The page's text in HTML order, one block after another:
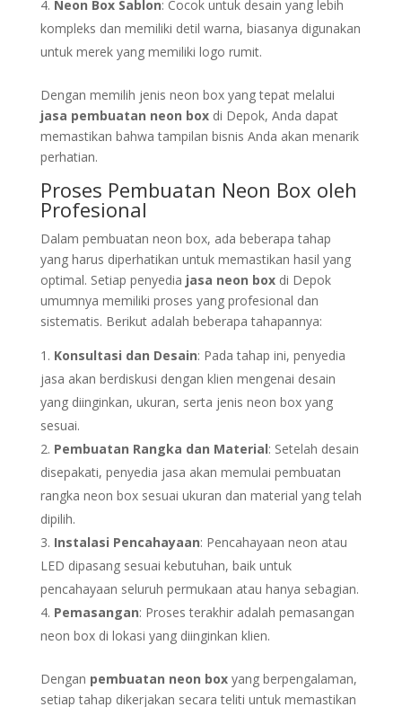
Neon Box Sablon: Cocok untuk desain yang lebih
kompleks dan memiliki detil warna, biasanya digunakan
untuk merek yang memiliki logo rumit.
Dengan memilih jenis neon box yang tepat melalui
jasa pembuatan neon boxdi Depok, Anda dapat
memastikan bahwa tampilan bisnis Anda akan menarik
perhatian.
Proses Pembuatan Neon Box oleh
Profesional
Dalam pembuatan neon box, ada beberapa tahap
yang harus diperhatikan untuk memastikan hasil yang
optimal. Setiap penyedia jasa neon boxdi Depok
umumnya memiliki proses yang profesional dan
sistematis. Berikut adalah beberapa tahapannya:
Konsultasi dan Desain: Pada tahap ini, penyedia
jasa akan berdiskusi dengan klien mengenai desain
yang diinginkan, ukuran, serta jenis neon box yang
sesuai.
Pembuatan Rangka dan Material: Setelah desain
disepakati, penyedia jasa akan memulai pembuatan
rangka neon box sesuai ukuran dan material yang telah
dipilih.
Instalasi Pencahayaan: Pencahayaan neon atau
LED dipasang sesuai kebutuhan, baik untuk
pencahayaan seluruh permukaan atau hanya sebagian.
Pemasangan: Proses terakhir adalah pemasangan
neon box di lokasi yang diinginkan klien.
Dengan pembuatan neon boxyang berpengalaman,
setiap tahap dikerjakan secara teliti untuk memastikan